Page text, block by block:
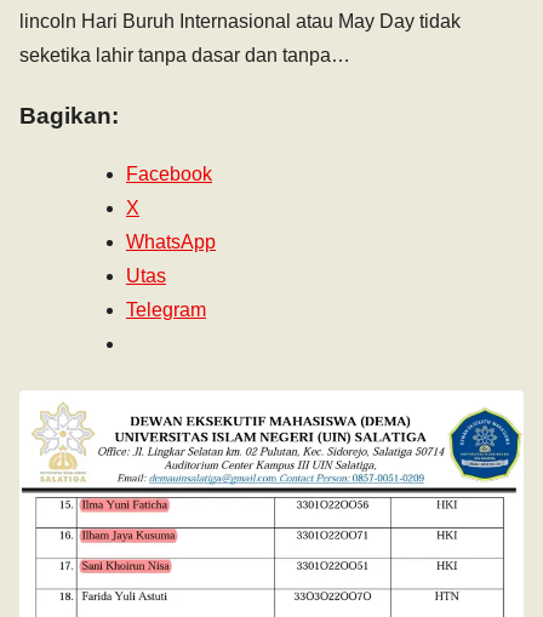
lincoln Hari Buruh Internasional atau May Day tidak
seketika lahir tanpa dasar dan tanpa…
Bagikan:
Facebook
X
WhatsApp
Utas
Telegram